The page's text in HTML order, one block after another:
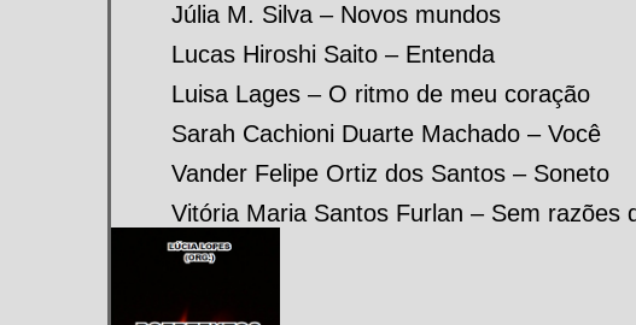
Júlia M. Silva – Novos mundos
Lucas Hiroshi Saito – Entenda
Luisa Lages – O ritmo de meu coração
Sarah Cachioni Duarte Machado – Você
Vander Felipe Ortiz dos Santos – Soneto
Vitória Maria Santos Furlan – Sem razões